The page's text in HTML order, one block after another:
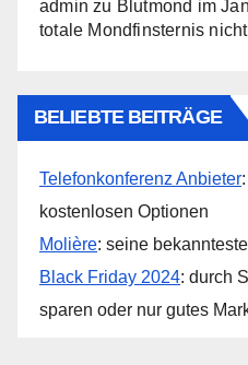
admin zu Blutmond im
totale Mondfinsternis
BELIEBTE BEITRÄGE
Telefonkonferenz Anbieter
kostenlosen Optionen
Molière: seine
Black Friday 2024: durch
sparen oder nur gutes